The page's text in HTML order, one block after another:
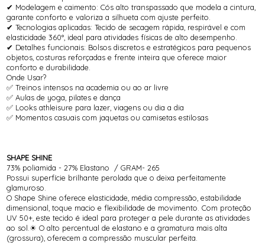
✔ Modelagem e caimento: Cós alto transpassado que modela a cintura,
garante conforto e valoriza a silhueta com ajuste perfeito.
✔ Tecnologias aplicadas: Tecido de secagem rápida, respirável e com
elasticidade 360°, ideal para atividades físicas de alto desempenho.
✔ Detalhes funcionais: Bolsos discretos e estratégicos para pequenos
objetos, costuras reforçadas e frente inteira que oferece maior
conforto e durabilidade.
Onde Usar?
✅ Treinos intensos na academia ou ao ar livre
✅ Aulas de yoga, pilates e dança
✅ Looks athleisure para lazer, viagens ou dia a dia
✅ Momentos casuais com jaquetas ou camisetas estilosas
SHAPE SHINE
73% poliamida - 27% Elastano / GRAM- 265
Possui superfície brilhante perolada que o deixa perfeitamente
glamuroso.
O Shape Shine oferece elasticidade, média compressão, estabilidade
dimensional, toque macio e flexibilidade de movimento. Com proteção
UV 50+, este tecido é ideal para proteger a pele durante as atividades
ao sol.☀ O alto percentual de elastano e a gramatura mais alta
(grossura), oferecem a compressão muscular perfeita.